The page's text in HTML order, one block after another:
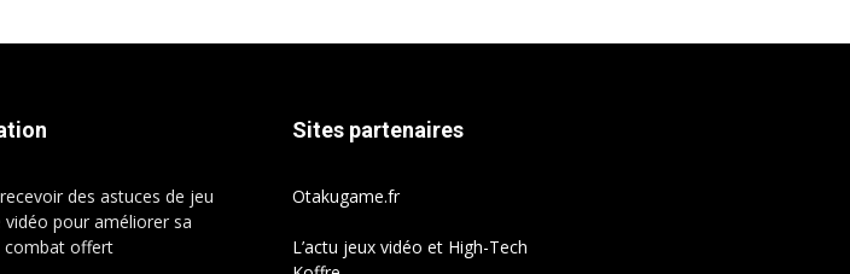
des astuces de jeu
vidéo pour améliorer sa
combat offert
Sites partenaires
Otakugame.fr
L’actu jeux vidéo et High-Tech